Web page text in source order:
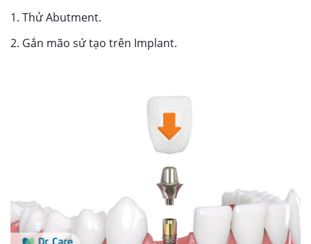
1. Thử Abutment.
2. Gắn mão sứ tạo trên Implant.